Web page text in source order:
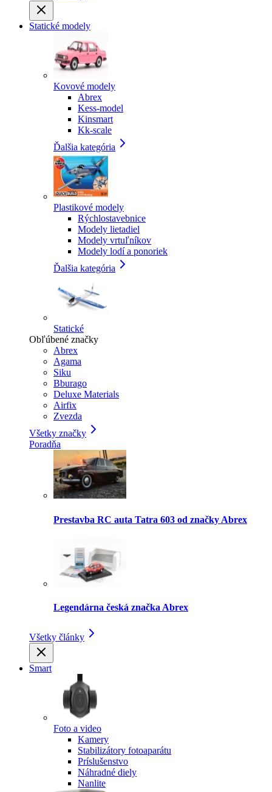
Statické modely
Kovové modely
Abrex
Kess-model
Kinsmart
Kk-scale
Ďalšia kategória
Plastikové modely
Rýchlostavebnice
Modely lietadiel
Modely vrtuľníkov
Modely lodí a ponoriek
Ďalšia kategória
Statické
Obľúbené značky
Abrex
Agama
Siku
Bburago
Deluxe Materials
Airfix
Zvezda
Všetky značky
Poradňa
Prestavba RC auta Tatra 603 od značky Abrex
Legendárna česká značka Abrex
Všetky články
Smart
Foto a video
Kamery
Stabilizátory fotoaparátu
Príslušenstvo
Náhradné diely
Nanlite